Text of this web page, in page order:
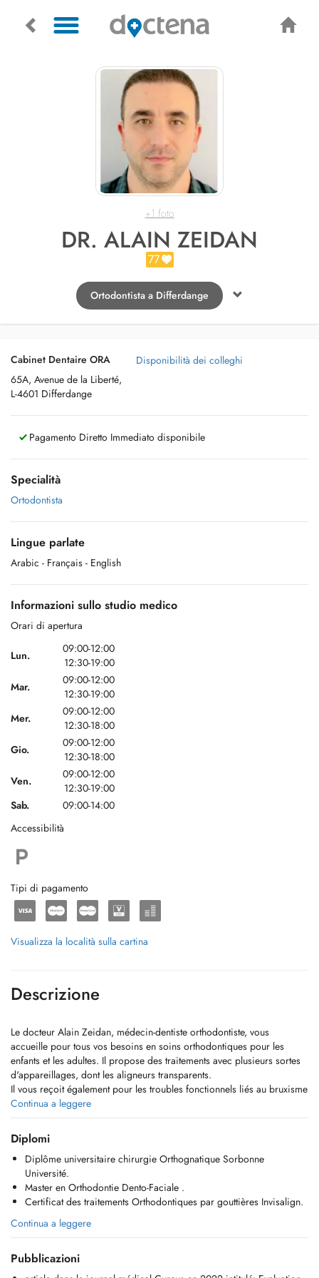
+1 foto
DR. ALAIN ZEIDAN
77
Ortodontista a Differdange
Cabinet Dentaire ORA
65A, Avenue de la Liberté,
L-4601 Differdange
Disponibilità dei colleghi
Pagamento Diretto Immediato disponibile
Specialità
Ortodontista
Lingue parlate
Arabic - Français - English
Informazioni sullo studio medico
Orari di apertura
Lun.
09:00-12:00
12:30-19:00
Mar.
09:00-12:00
12:30-19:00
Mer.
09:00-12:00
12:30-18:00
Gio.
09:00-12:00
12:30-18:00
Ven.
09:00-12:00
12:30-19:00
Sab.
09:00-14:00
Accessibilità
Tipi di pagamento
Visualizza la località sulla cartina
Descrizione
Le docteur Alain Zeidan, médecin-dentiste orthodontiste, vous
accueille pour tous vos besoins en soins orthodontiques pour les
enfants et les adultes. Il propose des traitements avec plusieurs sortes
d'appareillages, dont les aligneurs transparents.
Il vous reçoit également pour les troubles fonctionnels liés au bruxisme
(grincement des dents) .
Continua a leggere
Diplomi
Diplôme universitaire chirurgie Orthognatique Sorbonne
Université.
Master en Orthodontie Dento-Faciale .
Certificat des traitements Orthodontiques par gouttières Invisalign.
Continua a leggere
Pubblicazioni